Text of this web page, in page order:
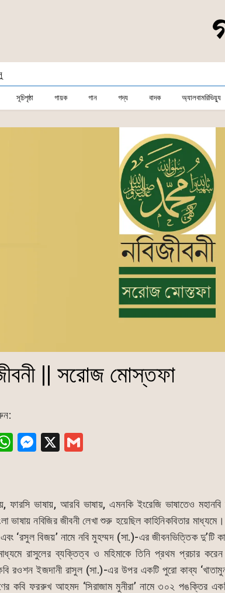
সূচিপৃষ্ঠা গায়ক গান গদ্য বাদক অ্যালবামরিভিয়্যু
|| সরোজ মোস্তফা
W
s
A
p
p
M
s
e
n
g
er
X
l
ফারসি ভাষায়, আরবি ভাষায়, এমনকি ইংরেজি ভাষাতেও
ভাষায় নবিজির জীবনী লেখা শুরু হয়েছিল কাহিনিকবিতার
এবং ‘রসুল বিজয়’ নামে নবি মুহম্মদ (সা.)-এর জীবনভিত্তিক দু’টি
রাসুলের ব্যক্তিত্ব ও মহিমাকে তিনি প্রথম প্রচার
কবি রওশন ইজদানী রাসুল (সা.)-এর উপর একটি পুরো কাব্য
কবি ফররুখ আহমদ ‘সিরাজাম মুনীরা’ নামে ৩০২ পঙক্তির